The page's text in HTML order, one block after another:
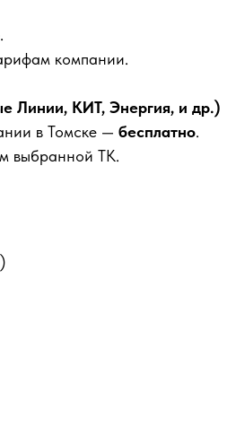
компании.
Линии, КИТ, Энергия, и др.)
в Томске — бесплатно.
выбранной ТК.